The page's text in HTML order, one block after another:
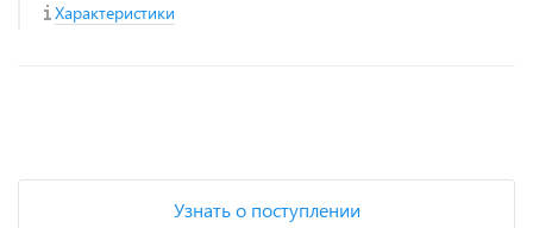
Характеристики
Узнать о поступлении